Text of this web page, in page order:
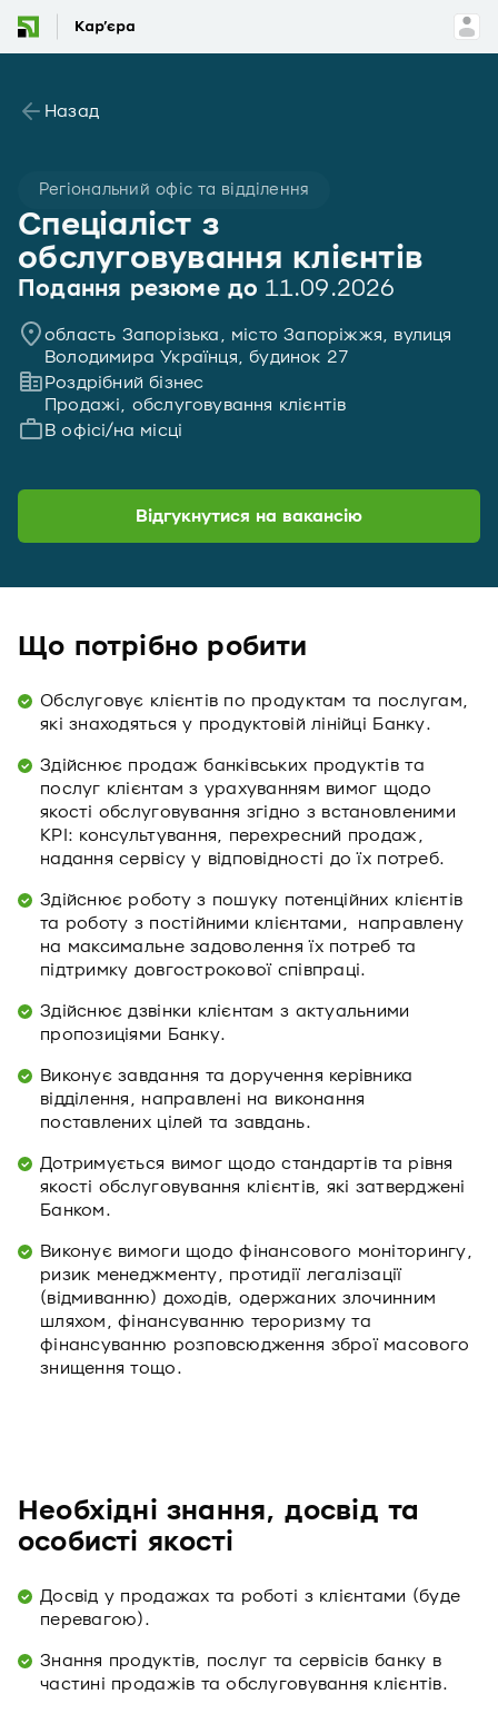
Назад
Регіональний офіс та відділення
Спеціаліст з
обслуговування клієнтів
Подання резюме до 11.09.2026
область Запорізька, місто Запоріжжя, вулиця
Володимира Українця, будинок 27
Роздрібний бізнес
Продажі, обслуговування клієнтів
В офісі/на місці
Відгукнутися на вакансію
Що потрібно робити
Обслуговує клієнтів по продуктам та послугам,
які знаходяться у продуктовій лінійці Банку.
Здійснює продаж банківських продуктів та
послуг клієнтам з урахуванням вимог щодо
якості обслуговування згідно з встановленими
KPI: консультування, перехресний продаж,
надання сервісу у відповідності до їх потреб.
Здійснює роботу з пошуку потенційних клієнтів
та роботу з постійними клієнтами, направлену
на максимальне задоволення їх потреб та
підтримку довгострокової співпраці.
Здійснює дзвінки клієнтам з актуальними
пропозиціями Банку.
Виконує завдання та доручення керівника
відділення, направлені на виконання
поставлених цілей та завдань.
Дотримується вимог щодо стандартів та рівня
якості обслуговування клієнтів, які затверджені
Банком.
Виконує вимоги щодо фінансового моніторингу,
ризик менеджменту, протидії легалізації
(відмиванню) доходів, одержаних злочинним
шляхом, фінансуванню тероризму та
фінансуванню розповсюдження зброї масового
знищення тощо.
Необхідні знання, досвід та
особисті якості
Досвід у продажах та роботі з клієнтами (буде
перевагою).
Знання продуктів, послуг та сервісів банку в
частині продажів та обслуговування клієнтів.